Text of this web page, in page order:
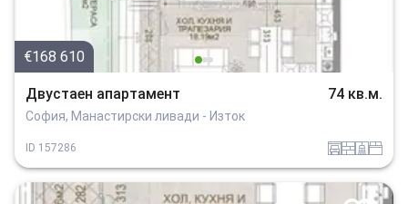
€168 610
Двустаен апартамент 74 кв.м.
София, Манастирски ливади - Изток
ID 157286 garajtuhla sanitarno_pomeshtenie spalnia